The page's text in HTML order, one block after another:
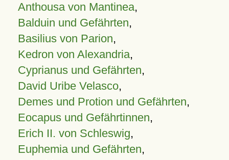
Anthousa von Mantinea,
Balduin und Gefährten,
Basilius von Parion,
Kedron von Alexandria,
Cyprianus und Gefährten,
David Uribe Velasco,
Demes und Protion und Gefährten,
Eocapus und Gefährtinnen,
Erich II. von Schleswig,
Euphemia und Gefährten,